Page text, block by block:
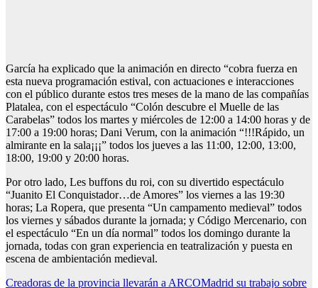
García ha explicado que la animación en directo “cobra fuerza en
esta nueva programación estival, con actuaciones e interacciones
con el público durante estos tres meses de la mano de las compañías
Platalea, con el espectáculo “Colón descubre el Muelle de las
Carabelas” todos los martes y miércoles de 12:00 a 14:00 horas y de
17:00 a 19:00 horas; Dani Verum, con la animación “!!!Rápido, un
almirante en la sala¡¡¡” todos los jueves a las 11:00, 12:00, 13:00,
18:00, 19:00 y 20:00 horas.
Por otro lado, Les buffons du roi, con su divertido espectáculo
“Juanito El Conquistador…de Amores” los viernes a las 19:30
horas; La Ropera, que presenta “Un campamento medieval” todos
los viernes y sábados durante la jornada; y Código Mercenario, con
el espectáculo “En un día normal” todos los domingo durante la
jornada, todas con gran experiencia en teatralización y puesta en
escena de ambientación medieval.
Creadoras de la provincia llevarán a ARCOMadrid su trabajo sobre